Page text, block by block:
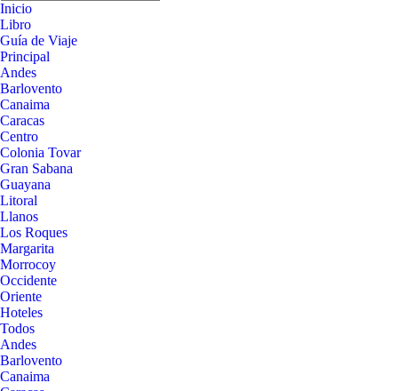
Inicio
Libro
Guía de Viaje
Principal
Andes
Barlovento
Canaima
Caracas
Centro
Colonia Tovar
Gran Sabana
Guayana
Litoral
Llanos
Los Roques
Margarita
Morrocoy
Occidente
Oriente
Hoteles
Todos
Andes
Barlovento
Canaima